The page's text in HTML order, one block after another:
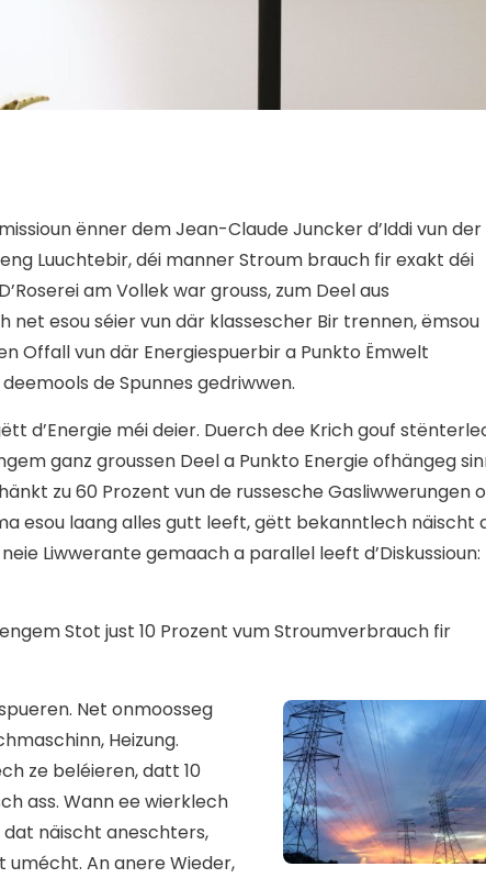
ënner dem Jean-Claude Juncker d’Iddi vun der
Luuchtebir, déi manner Stroum brauch fir exakt déi
am Vollek war grouss, zum Deel aus
esou séier vun där klassescher Bir trennen, ëmsou
Offall vun där Energiespuerbir a Punkto Ëmwelt
de Spunnes gedriwwen.
d’Energie méi deier. Duerch dee Krich gouf
ganz groussen Deel a Punkto Energie ofhängeg
zu 60 Prozent vun de russesche Gasliwwerungen
esou laang alles gutt leeft, gëtt bekanntlech näischt
Liwwerante gemaach a parallel leeft d’Diskussioun:
Stot just 10 Prozent vum Stroumverbrauch fir
Net onmoosseg
Heizung.
ze beléieren, datt 10
ass. Wann ee wierklech
dat näischt aneschters,
umécht. An anere Wieder,